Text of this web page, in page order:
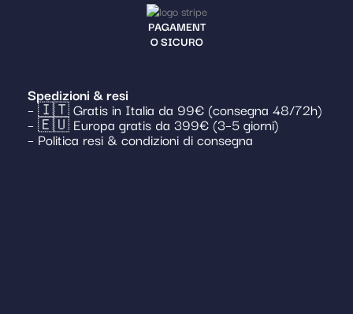
PAGAMENT
O SICURO
Spedizioni & resi
– 🇮🇹 Gratis in Italia da 99€ (consegna 48/72h)
– 🇪🇺 Europa gratis da 399€ (3–5 giorni)
– Politica resi & condizioni di consegna